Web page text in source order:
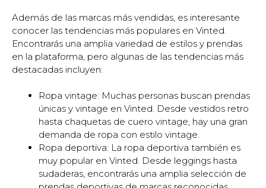
Además de las marcas más vendidas, es interesante
conocer las tendencias más populares en Vinted.
Encontrarás una amplia variedad de estilos y prendas
en la plataforma, pero algunas de las tendencias más
destacadas incluyen:
Ropa vintage: Muchas personas buscan prendas
únicas y vintage en Vinted. Desde vestidos retro
hasta chaquetas de cuero vintage, hay una gran
demanda de ropa con estilo vintage.
Ropa deportiva: La ropa deportiva también es
muy popular en Vinted. Desde leggings hasta
sudaderas, encontrarás una amplia selección de